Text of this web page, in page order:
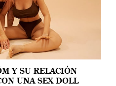
Y SU RELACIÓN
UNA SEX DOLL